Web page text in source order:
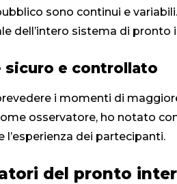
sono continui e variabili.
dell’intero sistema di pronto
sicuro e controllato
i momenti di
osservatore, ho notato
dei partecipanti.
del pronto